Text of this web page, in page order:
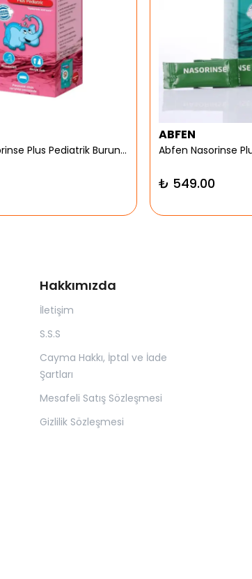
Abfen Nasorinse Plus Pediatrik Burun Yıkama Kiti
ABFEN
₺ 549.00
Hakkımızda
İletişim
S.S.S
Cayma Hakkı, İptal ve İade
Şartları
Mesafeli Satış Sözleşmesi
Gizlilik Sözleşmesi